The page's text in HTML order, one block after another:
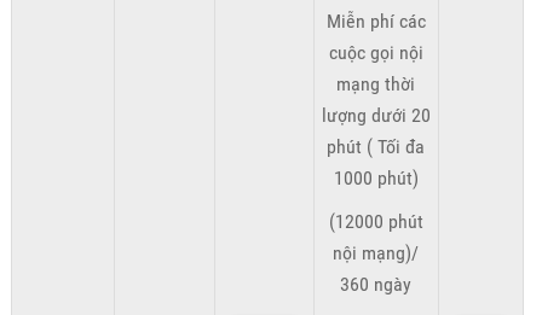
Miễn phí các
cuộc gọi nội
mạng thời
lượng dưới 20
phút ( Tối đa
1000 phút)
(12000 phút
nội mạng)/
360 ngày